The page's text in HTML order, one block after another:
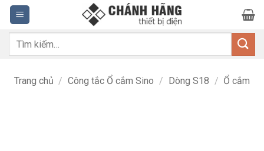
Bỏ
qua
nội
dung
Tìm
Trang chủ / Công tắc Ổ cắm Sino / Dòng S18 / Ổ cắm